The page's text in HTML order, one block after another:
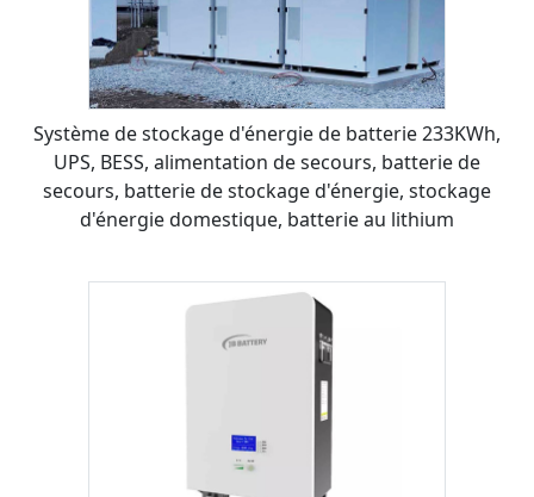
Système de stockage d'énergie de batterie 233KWh,
UPS, BESS, alimentation de secours, batterie de
secours, batterie de stockage d'énergie, stockage
d'énergie domestique, batterie au lithium